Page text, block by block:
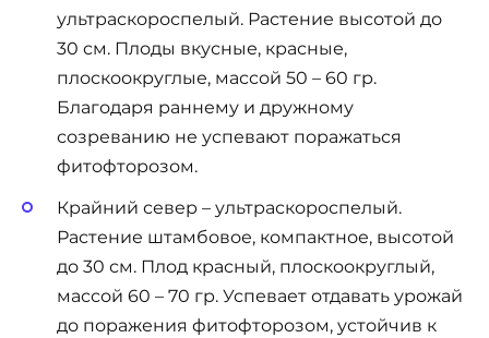
ультраскороспелый. Растение высотой до
30 см. Плоды вкусные, красные,
плоскоокруглые, массой 50 – 60 гр.
Благодаря раннему и дружному
созреванию не успевают поражаться
фитофторозом.
Крайний север – ультраскороспелый.
Растение штамбовое, компактное, высотой
до 30 см. Плод красный, плоскоокруглый,
массой 60 – 70 гр. Успевает отдавать урожай
до поражения фитофторозом, устойчив к